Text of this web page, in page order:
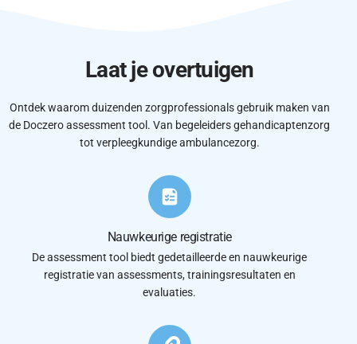
Laat je overtuigen
Ontdek waarom duizenden zorgprofessionals gebruik maken van
de Doczero assessment tool. Van begeleiders gehandicaptenzorg
tot verpleegkundige ambulancezorg.
Nauwkeurige registratie
De assessment tool biedt gedetailleerde en nauwkeurige
registratie van assessments, trainingsresultaten en
evaluaties.